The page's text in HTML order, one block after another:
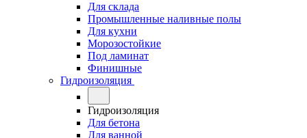
Для склада
Промышленные наливные полы
Для кухни
Морозостойкие
Под ламинат
Финишные
Гидроизоляция
Гидроизоляция
Для бетона
Для ванной